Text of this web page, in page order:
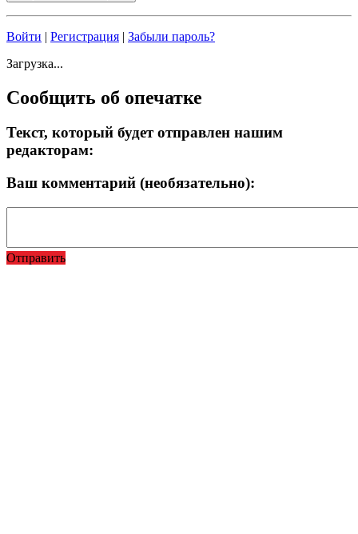
Войти | Регистрация | Забыли пароль?
Загрузка...
Сообщить об опечатке
Текст, который будет отправлен нашим
редакторам:
Ваш комментарий (необязательно):
Отправить